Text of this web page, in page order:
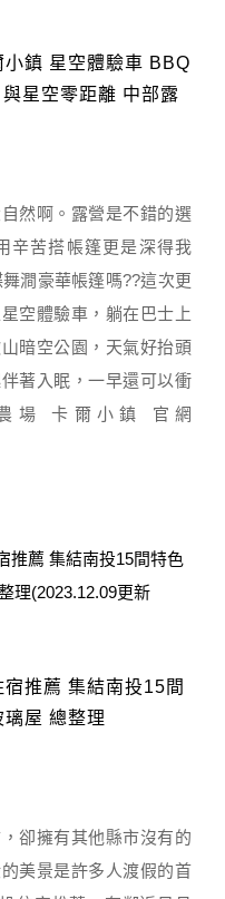
鎮 星空體驗車 BBQ
星空零距離 中部露
然啊。露營是不錯的選
辛苦搭帳篷更是深得我
澗豪華帳篷嗎??這次更
空體驗車，躺在巴士上
暗空公園，天氣好抬頭
著入眠，一早還可以衝
場 卡爾小鎮 官網
推薦 集結南投15間
屋 總整理
卻擁有其他縣市沒有的
美景是許多人渡假的首